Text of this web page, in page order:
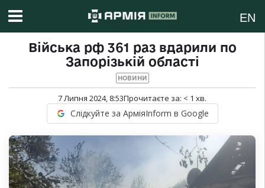
EN
Війська рф 361 раз вдарили по
Запорізькій області
НОВИНИ
7 Липня 2024, 8:53Прочитаєте за: < 1 хв.
Слідкуйте за АрміяInform в Google